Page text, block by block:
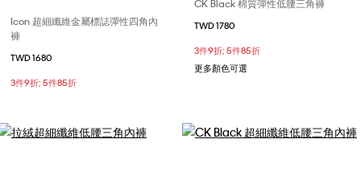
Icon 超細纖維金屬標誌彈性四角內
褲
TWD 1680
3件9折; 5件85折
CK Black 棉質彈性低腰三角褲
TWD 1780
3件9折; 5件85折
更多顏色可選